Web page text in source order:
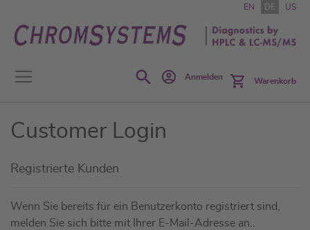
Inhalt
springen
EN DE US
SearchAnmelden Warenkorb
Customer Login
Registrierte Kunden
Wenn Sie bereits für ein Benutzerkonto registriert sind,
melden Sie sich bitte mit Ihrer E-Mail-Adresse an..